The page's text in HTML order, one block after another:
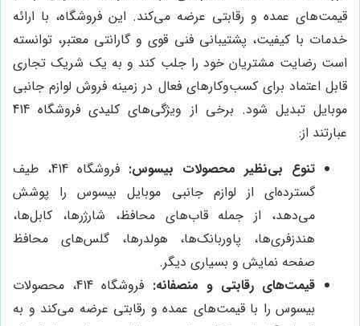
قیمت‌های عمده و رقابتی عرضه می‌کند. این فروشگاه، با ارائه
خدمات با کیفیت، پشتیبانی فنی قوی و گارانتی معتبر، توانسته
است رضایت مشتریان خود را جلب کند و به یک شریک تجاری
قابل اعتماد برای کسب‌وکارهای فعال در زمینه فروش لوازم جانبی
موبایل تبدیل شود. برخی از ویژگی‌های کلیدی فروشگاه 414
عبارتند از:
تنوع بی‌نظیر محصولات بیسوس:
فروشگاه 414، طیف
گسترده‌ای از لوازم جانبی موبایل بیسوس را پوشش
می‌دهد، از جمله قاب‌های محافظ، شارژرها، کابل‌ها،
هندزفری‌ها، پاوربانک‌ها، هولدرها، گلس‌های محافظ
صفحه نمایش و بسیاری دیگر.
قیمت‌های رقابتی و منصفانه:
فروشگاه 414، محصولات
بیسوس را با قیمت‌های عمده و رقابتی عرضه می‌کند و به